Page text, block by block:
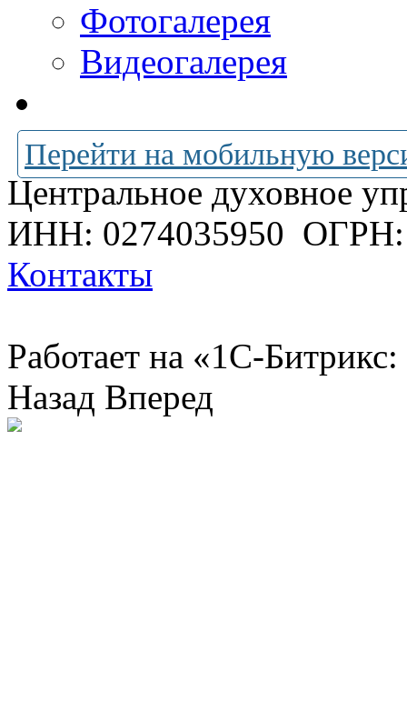
Фотогалерея
Видеогалерея
Перейти на мобильную
Центральное духовное
ИНН: 0274035950 ОГРН:
Контакты
Работает на «1С-
Назад Вперед